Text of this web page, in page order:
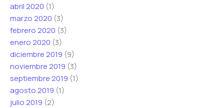
abril 2020 (1)
marzo 2020 (3)
febrero 2020 (3)
enero 2020 (3)
diciembre 2019 (9)
noviembre 2019 (3)
septiembre 2019 (1)
agosto 2019 (1)
julio 2019 (2)